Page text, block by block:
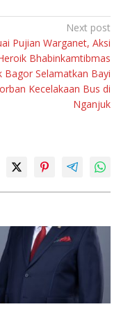
Next post
Pujian Warganet, Aksi
Bhabinkamtibmas
Bagor Selamatkan Bayi
Kecelakaan Bus di
Nganjuk